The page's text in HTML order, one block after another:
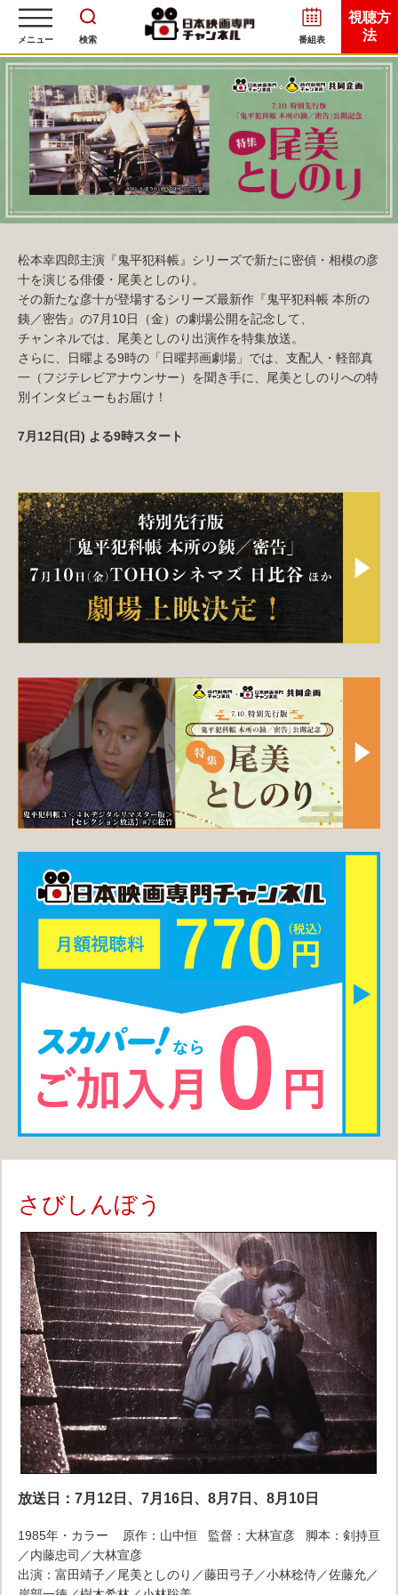
メニュー 検索 番組表
視聴方
法
松本幸四郎主演『鬼平犯科帳』シリーズで新たに密偵・相模の彦
十を演じる俳優・尾美としのり。
その新たな彦十が登場するシリーズ最新作『鬼平犯科帳 本所の
銕／密告』の7月10日（金）の劇場公開を記念して、
チャンネルでは、尾美としのり出演作を特集放送。
さらに、日曜よる9時の「日曜邦画劇場」では、支配人・軽部真
一（フジテレビアナウンサー）を聞き手に、尾美としのりへの特
別インタビューもお届け！
7月12日(日) よる9時スタート
さびしんぼう
放送日：7月12日、7月16日、8月7日、8月10日
1985年・カラー 原作：山中恒 監督：大林宣彦 脚本：剣持亘
／内藤忠司／大林宣彦
出演：富田靖子／尾美としのり／藤田弓子／小林稔侍／佐藤允／